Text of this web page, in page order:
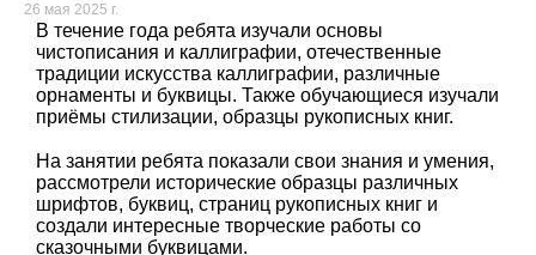
26 мая 2025 г.
В течение года ребята изучали основы
чистописания и каллиграфии, отечественные
традиции искусства каллиграфии, различные
орнаменты и буквицы. Также обучающиеся изучали
приёмы стилизации, образцы рукописных книг.
На занятии ребята показали свои знания и умения,
рассмотрели исторические образцы различных
шрифтов, буквиц, страниц рукописных книг и
создали интересные творческие работы со
сказочными буквицами.